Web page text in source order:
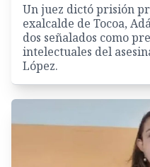
Un juez dictó prisión
exalcalde de Tocoa,
dos señalados como
intelectuales del
López.